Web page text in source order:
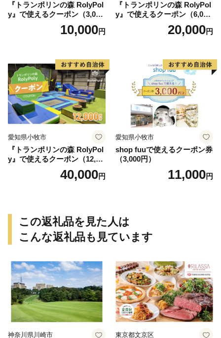
『トランポリンの森 RolyPol
y』で使えるクーポン（3,000
10,000円
『トランポリンの森 RolyPol
y』で使えるクーポン（6,000
20,000円
愛知県小牧市
『トランポリンの森 RolyPol
y』で使えるクーポン（12,00
40,000円
愛知県小牧市
shop fuuで使えるクーポン券
（3,000円）
11,000円
この返礼品を見た人は
こんな返礼品も見ています
神奈川県川崎市 東京都文京区